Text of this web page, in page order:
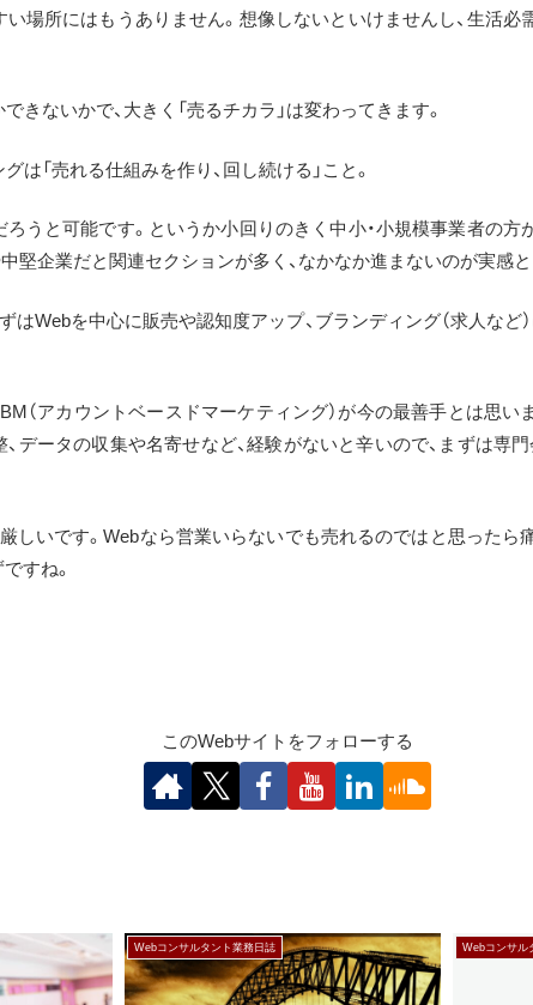
場所にはもうありません。想像しないといけませんし、生活必
きないかで、大きく「売るチカラ」は変わってきます。
は「売れる仕組みを作り、回し続ける」こと。
うと可能です。というか小回りのきく中小・小規模事業者の方
堅企業だと関連セクションが多く、なかなか進まないのが実感と
はWebを中心に販売や認知度アップ、ブランディング（求人など
（アカウントベースドマーケティング）が今の最善手とは思い
データの収集や名寄せなど、経験がないと辛いので、まずは専
しいです。Webなら営業いらないでも売れるのではと思ったら
すね。
このWebサイトをフォローする
Webコンサルタント業務日誌 Webコンサル